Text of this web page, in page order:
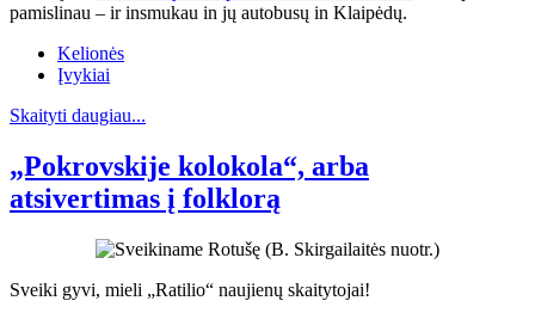
pamislinau – ir insmukau in jų autobusų in Klaipėdų.
Kelionės
Įvykiai
Skaityti daugiau...
„Pokrovskije kolokola“, arba
atsivertimas į folklorą
Sveiki gyvi, mieli „Ratilio“ naujienų skaitytojai!